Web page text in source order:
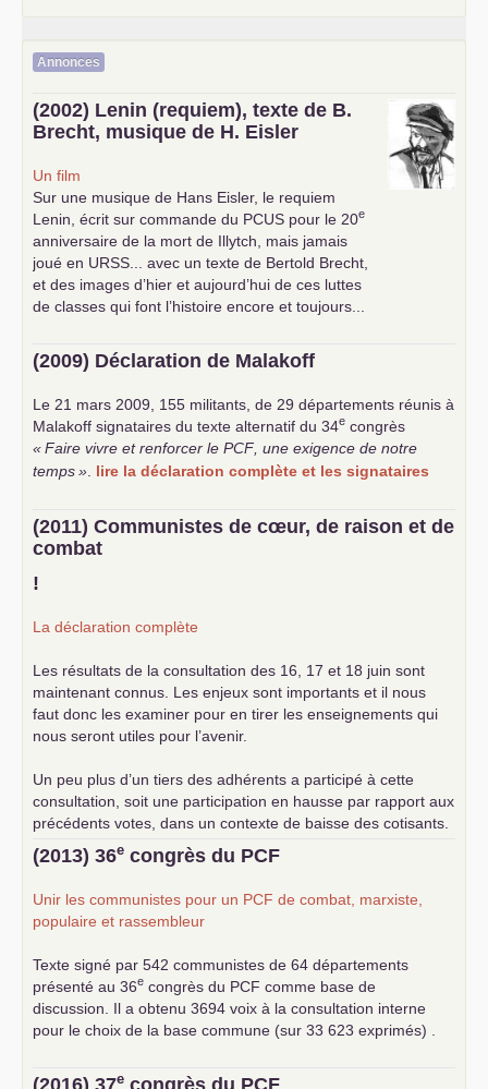
Annonces
(2002) Lenin (requiem), texte de B.
Brecht, musique de H. Eisler
Un film
Sur une musique de Hans Eisler, le requiem
Lenin, écrit sur commande du PCUS pour le 20e
anniversaire de la mort de Illytch, mais jamais
joué en URSS ... avec un texte de Bertold Brecht,
et des images d’hier et aujourd’hui de ces luttes
de classes qui font l’histoire encore et toujours...
(2009) Déclaration de Malakoff
Le 21 mars 2009, 155 militants, de 29 départements réunis à
Malakoff signataires du texte alternatif du 34e congrès
«Faire vivre et renforcer le PCF , une exigence de notre
temps» lire la déclaration complète et les signataires
(2011) Communistes de cœur, de raison et de
combat
!
La déclaration complète
Les résultats de la consultation des 16, 17 et 18 juin sont
maintenant connus. Les enjeux sont importants et il nous
faut donc les examiner pour en tirer les enseignements qui
nous seront utiles pour l’avenir.
Un peu plus d’un tiers des adhérents a participé à cette
consultation, soit une participation en hausse par rapport aux
précédents votes, dans un contexte de baisse des cotisants.
... lire la suite
(2013) 36e congrès du PCF
Unir les communistes pour un PCF de combat, marxiste,
populaire et rassembleur
Texte signé par 542 communistes de 64 départements
présenté au 36e congrès du PCF comme base de
discussion. Il a obtenu 3694 voix à la consultation interne
pour le choix de la base commune (sur 33 623 exprimés) .
(2016) 37e congrès du PCF